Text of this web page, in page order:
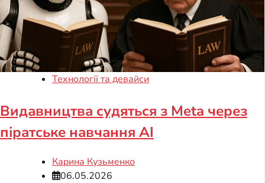
Технології та девайси
Видавництва судяться з Meta через
піратське навчання AI
Карина Кузьменко
06.05.2026